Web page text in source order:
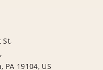
St,
PA 19104, US